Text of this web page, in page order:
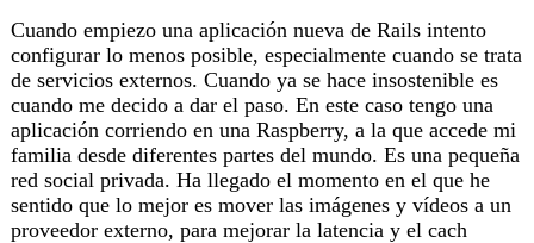
Cuando empiezo una aplicación nueva de Rails intento
configurar lo menos posible, especialmente cuando se trata
de servicios externos. Cuando ya se hace insostenible es
cuando me decido a dar el paso. En este caso tengo una
aplicación corriendo en una Raspberry, a la que accede mi
familia desde diferentes partes del mundo. Es una pequeña
red social privada. Ha llegado el momento en el que he
sentido que lo mejor es mover las imágenes y vídeos a un
proveedor externo, para mejorar la latencia y el cach